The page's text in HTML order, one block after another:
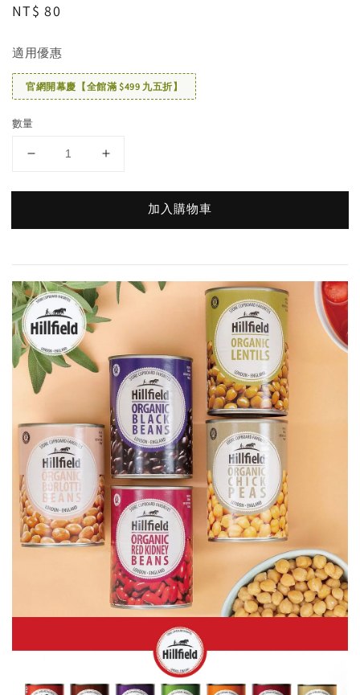
Regular
NT$ 80
適用優惠
官網開幕慶【全館滿 $499 九五折】
數量
加入購物車